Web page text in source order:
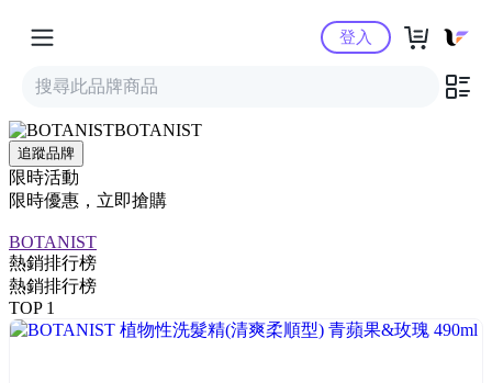
Yahoo購物中心
登入
BOTANIST
追蹤品牌
限時活動
限時優惠，立即搶購
BOTANIST
熱銷排行榜
熱銷排行榜
TOP 1